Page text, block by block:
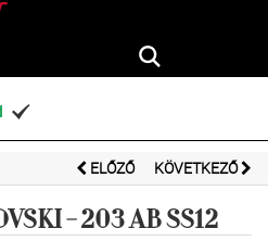
KERESÉS

ELŐZŐ KÖVETKEZŐ
- 203 AB SS12